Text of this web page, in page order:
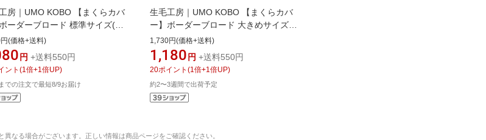
房｜UMO KOBO 【まくらカバ
ーダーブロード 標準サイズ(綿
45×90cm/ブラック)
(価格+送料)
円 +送料550円
ント (1 倍+1 倍UP)
での注文で最短8/9お届け
生毛工房｜UMO KOBO 【まくらカバ
ー】ボーダーブロード 大きめサイズ
(綿100%/50×100cm/ブラック)
1,730円(価格+送料)
1,180 円 +送料550円
20ポイント (1 倍+1 倍UP)
約2〜3週間で出荷予定
なる場合がございます。正しい情報は商品ページをご確認ください。